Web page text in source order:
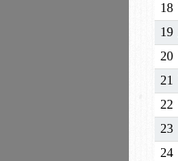
18
19
20
21
22
23
24